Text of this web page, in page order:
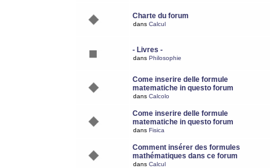
Charte du forum
dans Calcul
- Livres -
dans Philosophie
Come inserire delle formule
matematiche in questo forum
dans Calcolo
Come inserire delle formule
matematiche in questo forum
dans Fisica
Comment insérer des formules
mathématiques dans ce forum
dans Calcul